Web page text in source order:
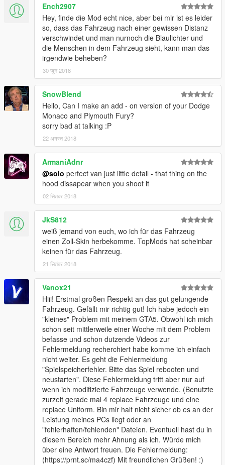
Ench2907
Hey, finde die Mod echt nice, aber bei mir ist es leider
so, dass das Fahrzeug nach einer gewissen Distanz
verschwindet und man nurnoch die Blaulichter und
die Menschen in dem Fahrzeug sieht, kann man das
irgendwie beheben?
30 जून 2018
SnowBlend
Hello, Can I make an add - on version of your Dodge
Monaco and Plymouth Fury?
sorry bad at talking :P
22 अगस्त 2018
ArmaniAdnr
@solo perfect van just little detail - that thing on the
hood dissapear when you shoot it
02 सितंबर 2018
JkS812
weiß jemand von euch, wo ich für das Fahrzeug
einen Zoll-Skin herbekomme. TopMods hat scheinbar
keinen für das Fahrzeug.
21 सितंबर 2018
Vanox21
Hiii! Erstmal großen Respekt an das gut gelungende
Fahrzeug. Gefällt mir richtig gut! Ich habe jedoch ein
"kleines" Problem mit meinem GTA5. Obwohl ich mich
schon seit mittlerweile einer Woche mit dem Problem
befasse und schon dutzende Videos zur
Fehlermeldung recherchiert habe komme ich einfach
nicht weiter. Es geht die Fehlermeldung
"Spielspeicherfehler. Bitte das Spiel rebooten und
neustarten". Diese Fehlermeldung tritt aber nur auf
wenn ich modifizierte Fahrzeuge verwende. (Benutzte
zurzeit gerade mal 4 replace Fahrzeuge und eine
replace Uniform. Bin mir halt nicht sicher ob es an der
Leistung meines PCs liegt oder an
"fehlerhaften/fehlenden" Dateien. Eventuell hast du in
diesem Bereich mehr Ahnung als ich. Würde mich
über eine Antwort freuen. Die Fehlermeldung:
(https://prnt.sc/ma4czf) Mit freundlichen Grüßen! :)